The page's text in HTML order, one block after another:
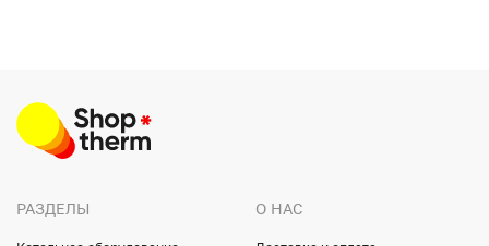
РАЗДЕЛЫ О НАС